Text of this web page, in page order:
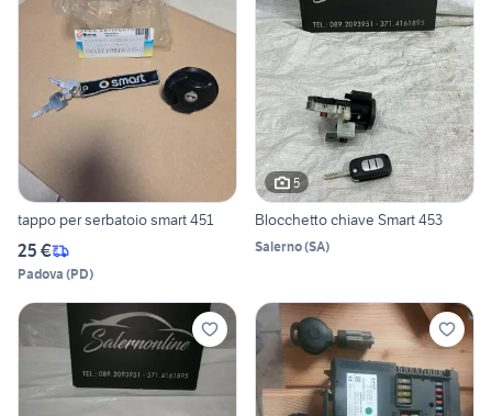
tappo per serbatoio smart 451
25 €
Padova (PD)
5
Blocchetto chiave Smart 453
Salerno(SA)